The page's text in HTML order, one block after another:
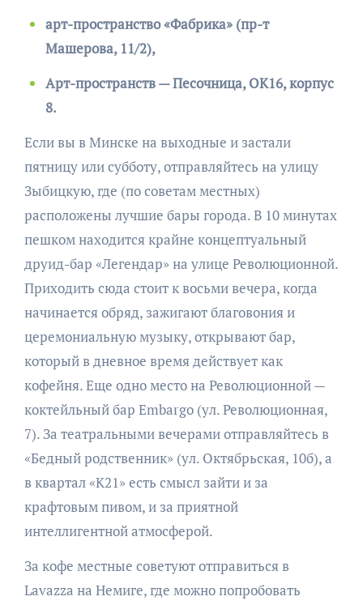
арт-пространство «Фабрика» (пр-т
Машерова, 11/2),
Арт-пространств — Песочница, ОК16, корпус
8.
Если вы в Минске на выходные и застали
пятницу или субботу, отправляйтесь на улицу
Зыбицкую, где (по советам местных)
расположены лучшие бары города. В 10 минутах
пешком находится крайне концептуальный
друид-бар «Легендар» на улице Революционной.
Приходить сюда стоит к восьми вечера, когда
начинается обряд, зажигают благовония и
церемониальную музыку, открывают бар,
который в дневное время действует как
кофейня. Еще одно место на Революционной —
коктейльный бар Embargo (ул. Революционная,
7). За театральными вечерами отправляйтесь в
«Бедный родственник» (ул. Октябрьская, 10б), а
в квартал «К21» есть смысл зайти и за
крафтовым пивом, и за приятной
интеллигентной атмосферой.
За кофе местные советуют отправиться в
Lavazza на Немиге, где можно попробовать